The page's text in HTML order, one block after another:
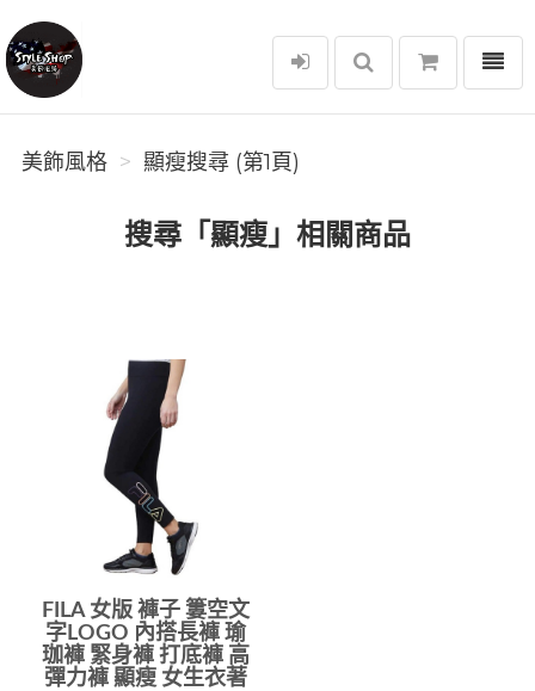
美飾風格
選單
美飾風格 顯瘦搜尋 (第1頁)
搜尋「顯瘦」相關商品
FILA 女版 褲子 簍空文
字LOGO 內搭長褲 瑜
珈褲 緊身褲 打底褲 高
彈力褲 顯瘦 女生衣著